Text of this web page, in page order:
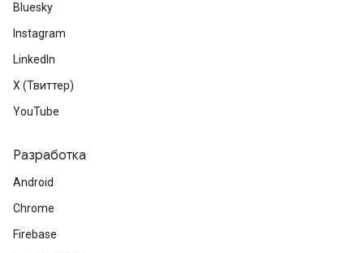
Bluesky
Instagram
LinkedIn
X (Твиттер)
YouTube
Разработка
Android
Chrome
Firebase